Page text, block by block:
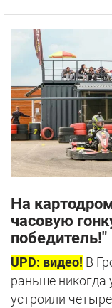
На
часовую
победитель!"
UPD: видео! В
раньше никогда
устроили